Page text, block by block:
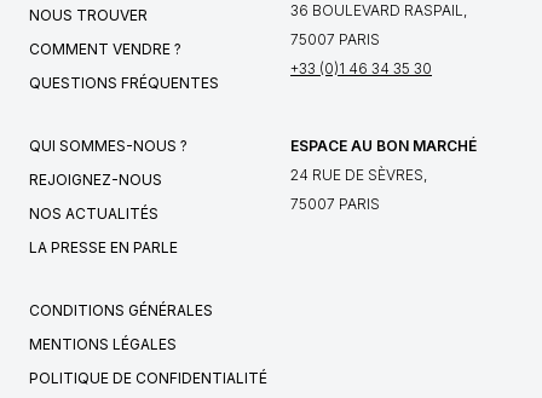
NOUS TROUVER
COMMENT VENDRE ?
QUESTIONS FRÉQUENTES
36 BOULEVARD RASPAIL,
75007 PARIS
+33 (0)1 46 34 35 30
QUI SOMMES-NOUS ?
REJOIGNEZ-NOUS
NOS ACTUALITÉS
LA PRESSE EN PARLE
ESPACE AU BON MARCHÉ
24 RUE DE SÈVRES,
75007 PARIS
CONDITIONS GÉNÉRALES
MENTIONS LÉGALES
POLITIQUE DE CONFIDENTIALITÉ